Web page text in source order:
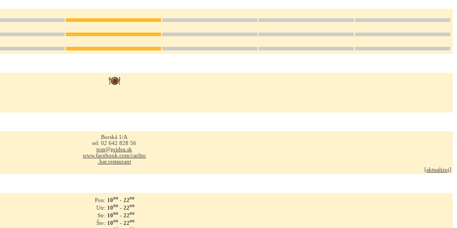
Borská 1/A
tel: 02 642 828 56
tom@pridea.sk
www.facebook.com/carlito
.bar.restaurant
[aktualizuj]
Pon: 10oo- 22oo
Utr: 10oo- 22oo
Str: 10oo- 22oo
Štv: 10oo- 22oo